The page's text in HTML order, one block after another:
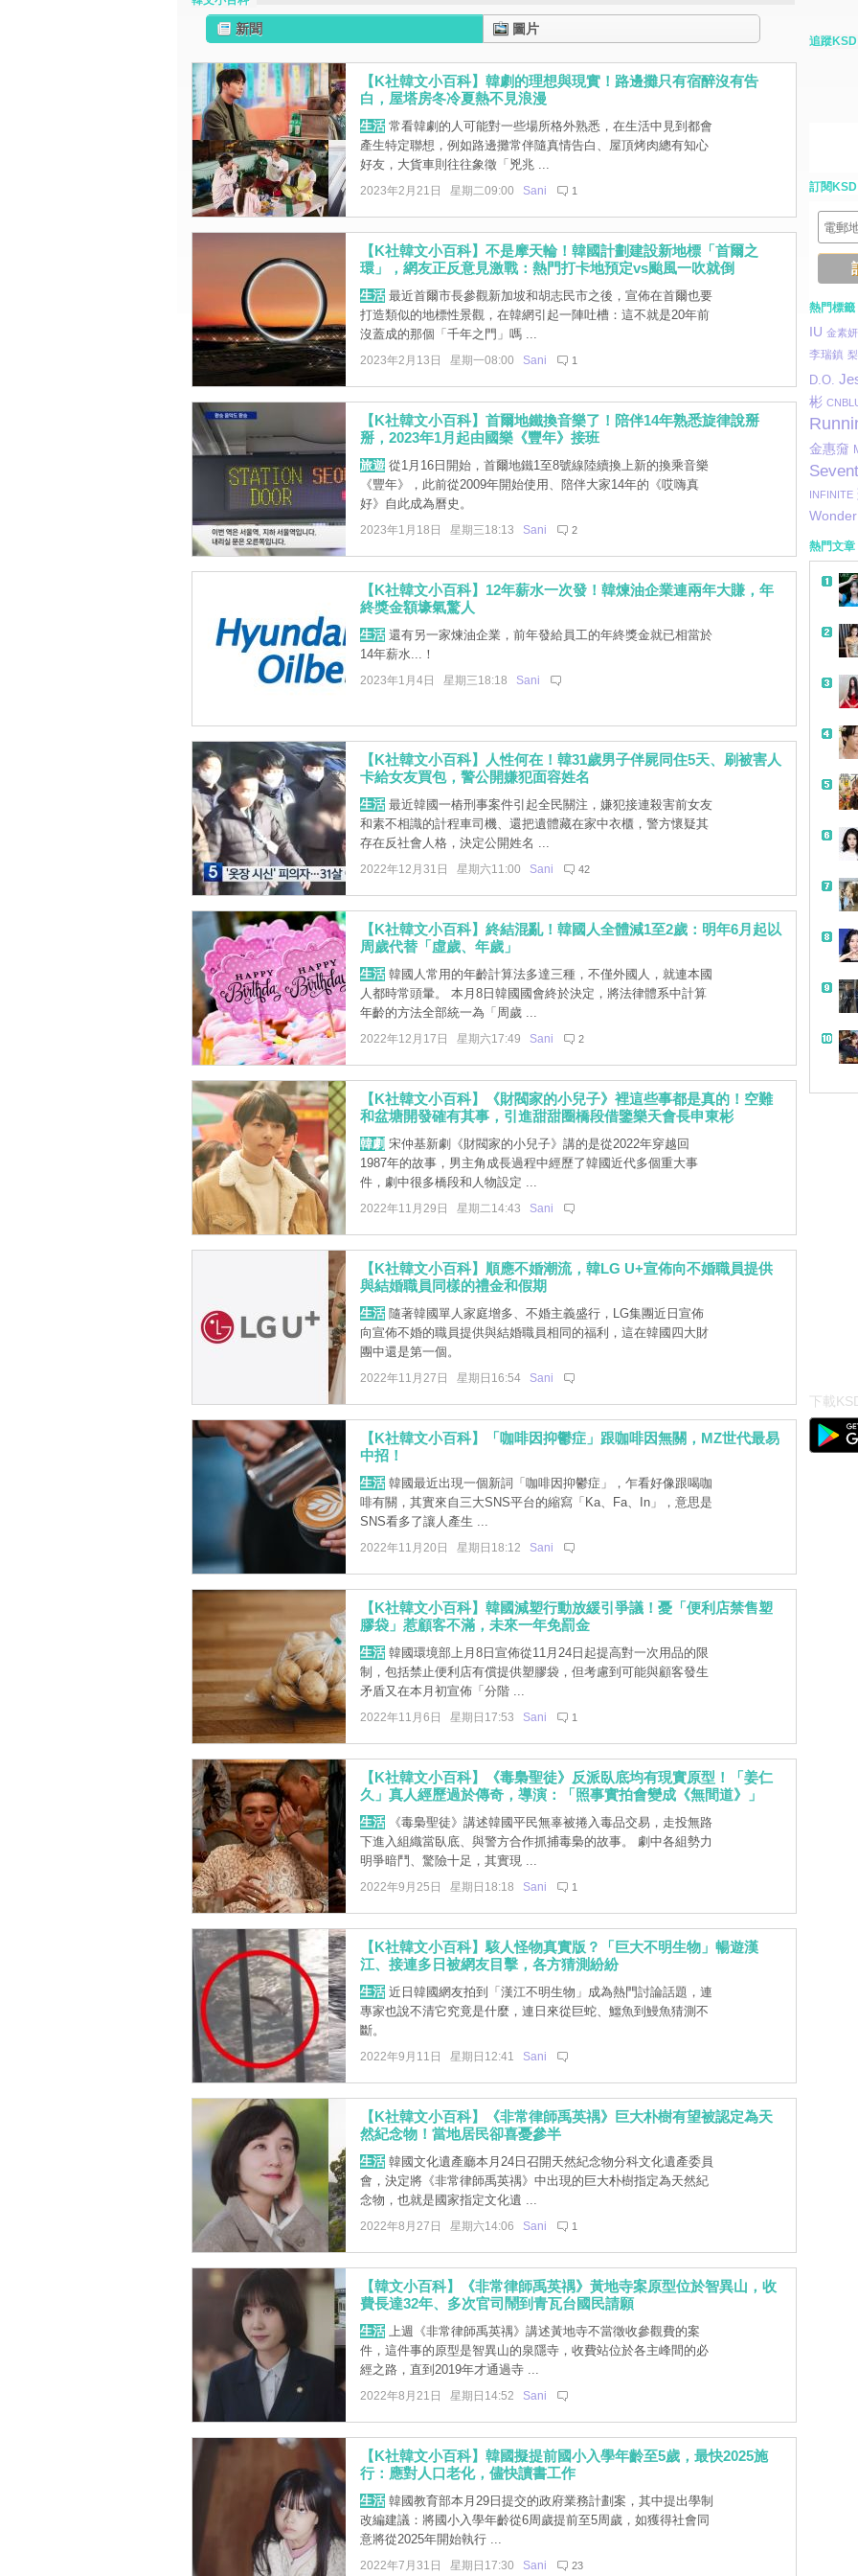
新聞 圖片
【K社韓文小百科】韓劇的理想與現實！路邊攤只有宿醉沒有告
白，屋塔房冬冷夏熱不見浪漫
生活常看韓劇的人可能對一些場所格外熟悉，在生活中見到都會
產生特定聯想，例如路邊攤常伴隨真情告白、屋頂烤肉總有知心
好友，大貨車則往往象徵「兇兆 ...
2023年2月21日 星期二09:00 Sani 1
【K社韓文小百科】不是摩天輪！韓國計劃建設新地標「首爾之
環」，網友正反意見激戰：熱門打卡地預定vs颱風一吹就倒
生活最近首爾市長參觀新加坡和胡志民市之後，宣佈在首爾也要
打造類似的地標性景觀，在韓網引起一陣吐槽：這不就是20年前
沒蓋成的那個「千年之門」嗎 ...
2023年2月13日 星期一08:00 Sani 1
【K社韓文小百科】首爾地鐵換音樂了！陪伴14年熟悉旋律說掰
掰，2023年1月起由國樂《豐年》接班
旅遊從1月16日開始，首爾地鐵1至8號線陸續換上新的換乘音樂
《豐年》，此前從2009年開始使用、陪伴大家14年的《哎嗨真
好》自此成為曆史。
2023年1月18日 星期三18:13 Sani 2
【K社韓文小百科】12年薪水一次發！韓煉油企業連兩年大賺，年
終獎金額壕氣驚人
生活還有另一家煉油企業，前年發給員工的年終獎金就已相當於
14年薪水...！
2023年1月4日 星期三18:18 Sani
【K社韓文小百科】人性何在！韓31歲男子伴屍同住5天、刷被害人
卡給女友買包，警公開嫌犯面容姓名
生活最近韓國一樁刑事案件引起全民關注，嫌犯接連殺害前女友
和素不相識的計程車司機、還把遺體藏在家中衣櫃，警方懷疑其
存在反社會人格，決定公開姓名 ...
2022年12月31日 星期六11:00 Sani 42
【K社韓文小百科】終結混亂！韓國人全體減1至2歲：明年6月起以
周歲代替「虛歲、年歲」
生活韓國人常用的年齡計算法多達三種，不僅外國人，就連本國
人都時常頭暈。 本月8日韓國國會終於決定，將法律體系中計算
年齡的方法全部統一為「周歲 ...
2022年12月17日 星期六17:49 Sani 2
【K社韓文小百科】《財閥家的小兒子》裡這些事都是真的！空難
和盆塘開發確有其事，引進甜甜圈橋段借鑒樂天會長申東彬
韓劇 宋仲基新劇《財閥家的小兒子》講的是從2022年穿越回
1987年的故事，男主角成長過程中經歷了韓國近代多個重大事
件，劇中很多橋段和人物設定 ...
2022年11月29日 星期二14:43 Sani
【K社韓文小百科】順應不婚潮流，韓LG U+宣佈向不婚職員提供
與結婚職員同樣的禮金和假期
生活隨著韓國單人家庭增多、不婚主義盛行，LG集團近日宣佈
向宣佈不婚的職員提供與結婚職員相同的福利，這在韓國四大財
團中還是第一個。
2022年11月27日 星期日16:54 Sani
【K社韓文小百科】「咖啡因抑鬱症」跟咖啡因無關，MZ世代最易
中招！
生活韓國最近出現一個新詞「咖啡因抑鬱症」，乍看好像跟喝咖
啡有關，其實來自三大SNS平台的縮寫「Ka、Fa、In」，意思是
SNS看多了讓人產生 ...
2022年11月20日 星期日18:12 Sani
【K社韓文小百科】韓國減塑行動放緩引爭議！憂「便利店禁售塑
膠袋」惹顧客不滿，未來一年免罰金
生活韓國環境部上月8日宣佈從11月24日起提高對一次用品的限
制，包括禁止便利店有償提供塑膠袋，但考慮到可能與顧客發生
矛盾又在本月初宣佈「分階 ...
2022年11月6日 星期日17:53 Sani 1
【K社韓文小百科】《毒梟聖徒》反派臥底均有現實原型！「姜仁
久」真人經歷過於傳奇，導演：「照事實拍會變成《無間道》」
生活《毒梟聖徒》講述韓國平民無辜被捲入毒品交易，走投無路
下進入組織當臥底、與警方合作抓捕毒梟的故事。 劇中各組勢力
明爭暗鬥、驚險十足，其實現 ...
2022年9月25日 星期日18:18 Sani 1
【K社韓文小百科】駭人怪物真實版？「巨大不明生物」暢遊漢
江、接連多日被網友目擊，各方猜測紛紛
生活近日韓國網友拍到「漢江不明生物」成為熱門討論話題，連
專家也說不清它究竟是什麼，連日來從巨蛇、鱷魚到鰻魚猜測不
斷。
2022年9月11日 星期日12:41 Sani
【K社韓文小百科】《非常律師禹英禑》巨大朴樹有望被認定為天
然紀念物！當地居民卻喜憂參半
生活韓國文化遺產廳本月24日召開天然紀念物分科文化遺產委員
會，決定將《非常律師禹英禑》中出現的巨大朴樹指定為天然紀
念物，也就是國家指定文化遺 ...
2022年8月27日 星期六14:06 Sani 1
【韓文小百科】《非常律師禹英禑》黃地寺案原型位於智異山，收
費長達32年、多次官司鬧到青瓦台國民請願
生活上週《非常律師禹英禑》講述黃地寺不當徵收參觀費的案
件，這件事的原型是智異山的泉隱寺，收費站位於各主峰間的必
經之路，直到2019年才通過寺 ...
2022年8月21日 星期日14:52 Sani
【K社韓文小百科】韓國擬提前國小入學年齡至5歲，最快2025施
行：應對人口老化，儘快讀書工作
生活韓國教育部本月29日提交的政府業務計劃案，其中提出學制
改編建議：將國小入學年齡從6周歲提前至5周歲，如獲得社會同
意將從2025年開始執行 ...
2022年7月31日 星期日17:30 Sani 23
追蹤KSD
訂閱KSD
熱門標籤
IU 金素妍
李瑞鎮
D.O.
彬
金惠奫
INFINITE
熱門文章
帶
下載